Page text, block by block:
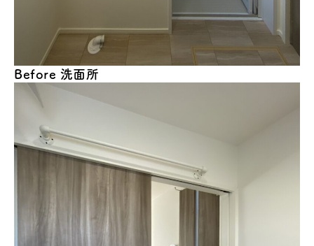
Before 洗面所